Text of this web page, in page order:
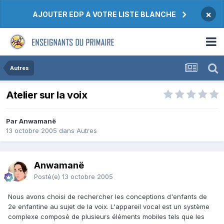
AJOUTER EDP A VOTRE LISTE BLANCHE ×
Autres
Atelier sur la voix
Par Anwamanë
13 octobre 2005 dans Autres
Anwamanë
Posté(e) 13 octobre 2005
Nous avons choisi de rechercher les conceptions d'enfants de
2e enfantine au sujet de la voix. L'appareil vocal est un système
complexe composé de plusieurs éléments mobiles tels que les